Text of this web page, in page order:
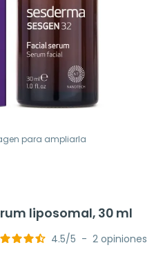
para ampliarla
liposomal, 30 ml
4.5/5 - 2 opiniones